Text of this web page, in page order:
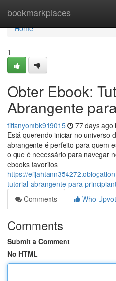
bookmarkplaces
Home
Home
1
Obter Ebook:
Abrangente
tiffanyombk919015 77 days ago
Está querendo iniciar no universo
abrangente é perfeito para quem
o que é necessário para navegar
ebooks favoritos
https://
tutorial-abrangente-para-
Comments
Who
Comments
Submit a Comment
No HTML